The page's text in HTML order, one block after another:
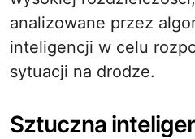
analizowane przez
inteligencji w celu
sytuacji na drodze.
Sztuczna